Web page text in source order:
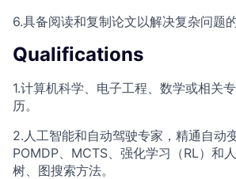
6.具备阅读和复制论文以解决复杂问题
Qualifications
1.计算机科学、电子工程、数学或相关
历。
2.人工智能和自动驾驶专家，精通自动
POMDP、MCTS、强化学习（RL）和
树、图搜索方法。